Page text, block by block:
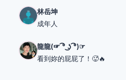
林岳坤
成年人
龍龍(☞ ͡° ͜ʖ ͡°)☞
看到妳的屁屁了！🥵🔥